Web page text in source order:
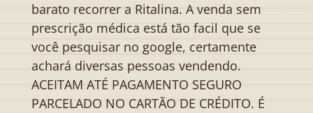
barato recorrer a Ritalina. A venda sem
prescrição médica está tão facil que se
você pesquisar no google, certamente
achará diversas pessoas vendendo.
ACEITAM ATÉ PAGAMENTO SEGURO
PARCELADO NO CARTÃO DE CRÉDITO. É